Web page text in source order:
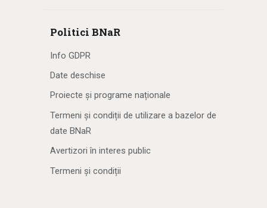
Politici BNaR
Info GDPR
Date deschise
Proiecte și programe naționale
Termeni și condiții de utilizare a bazelor de
date BNaR
Avertizori în interes public
Termeni și condiții